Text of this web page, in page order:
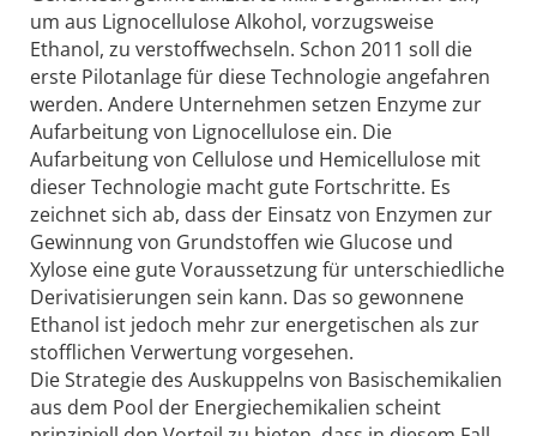
um aus Lignocellulose Alkohol, vorzugsweise
Ethanol, zu verstoffwechseln. Schon 2011 soll die
erste Pilotanlage für diese Technologie angefahren
werden. Andere Unternehmen setzen Enzyme zur
Aufarbeitung von Lignocellulose ein. Die
Aufarbeitung von Cellulose und Hemicellulose mit
dieser Technologie macht gute Fortschritte. Es
zeichnet sich ab, dass der Einsatz von Enzymen zur
Gewinnung von Grundstoffen wie Glucose und
Xylose eine gute Voraussetzung für unterschiedliche
Derivatisierungen sein kann. Das so gewonnene
Ethanol ist jedoch mehr zur energetischen als zur
stofflichen Verwertung vorgesehen.
Die Strategie des Auskuppelns von Basischemikalien
aus dem Pool der Energiechemikalien scheint